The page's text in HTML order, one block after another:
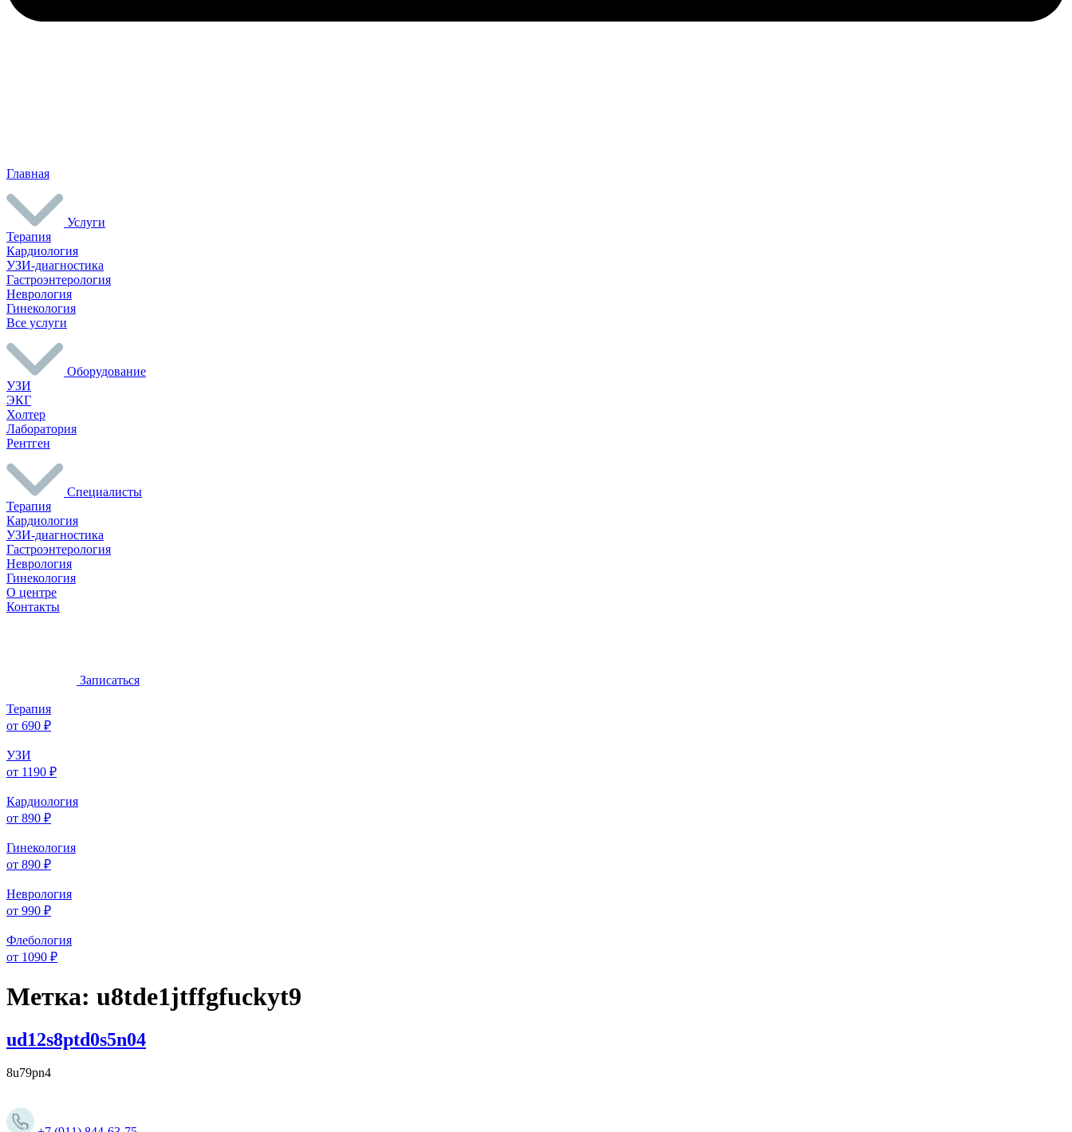
Главная
Услуги
Терапия
Кардиология
УЗИ-диагностика
Гастроэнтерология
Неврология
Гинекология
Все услуги
Оборудование
УЗИ
ЭКГ
Холтер
Лаборатория
Рентген
Специалисты
Терапия
Кардиология
УЗИ-диагностика
Гастроэнтерология
Неврология
Гинекология
О центре
Контакты
Записаться
Терапия
от 690 ₽
УЗИ
от 1190 ₽
Кардиология
от 890 ₽
Гинекология
от 890 ₽
Неврология
от 990 ₽
Флебология
от 1090 ₽
Метка: u8tde1jtffgfuckyt9
ud12s8ptd0s5n04
8u79pn4